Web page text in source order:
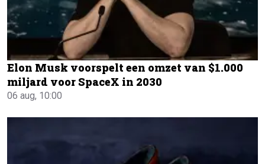
Elon Musk voorspelt een omzet van $1.000
miljard voor SpaceX in 2030
06 aug, 10:00